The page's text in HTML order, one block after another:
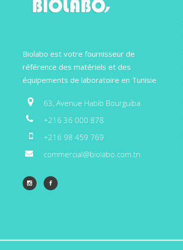
Biolabo est votre fournisseur de
référence des matériels et des
équipements de laboratoire en Tunisie
63, Avenue Habib Bourguiba
+216 36 000 878
+216 98 459 769
commercial@biolabo.com.tn